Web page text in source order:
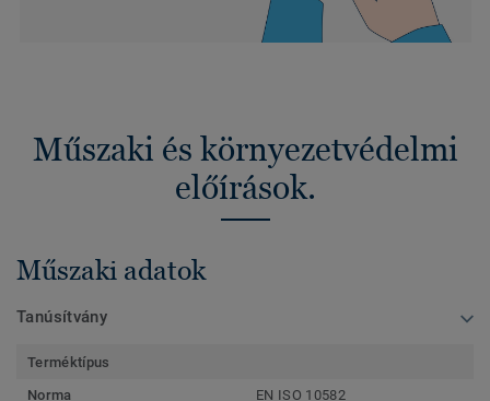
Műszaki és környezetvédelmi
előírások.
Műszaki adatok
Tanúsítvány
Terméktípus
Norma
EN ISO 10582